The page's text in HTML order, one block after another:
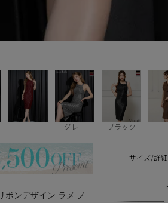
グレー ブラック
ボンデザイン ラメ ノ
サイズ/詳細